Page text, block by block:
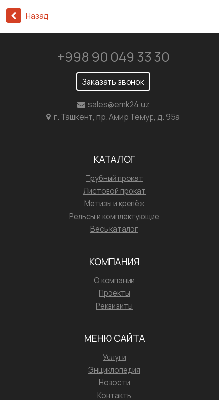
Назад
+998 90 049 33 30
Заказать звонок
sales@emk24.uz
г. Ташкент, пр. Амир Темур, д. 95а
КАТАЛОГ
Трубный прокат
Листовой прокат
Метизы и крепёж
Рельсы и комплектующие
Весь каталог
КОМПАНИЯ
О компании
Проекты
Реквизиты
МЕНЮ САЙТА
Услуги
Энциклопедия
Новости
Контакты